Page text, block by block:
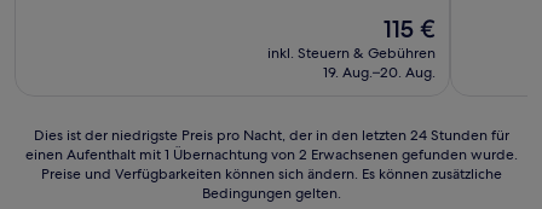
Der
Preis
beträgt
115 €
inkl. Steuern & Gebühren
19. Aug.–20. Aug.
Dies
ist
Dies ist der niedrigste Preis pro Nacht, der in den letzten 24 Stunden für
einen Aufenthalt mit 1 Übernachtung von 2 Erwachsenen gefunden wurde.
Preise und Verfügbarkeiten können sich ändern. Es können zusätzliche
Bedingungen gelten.